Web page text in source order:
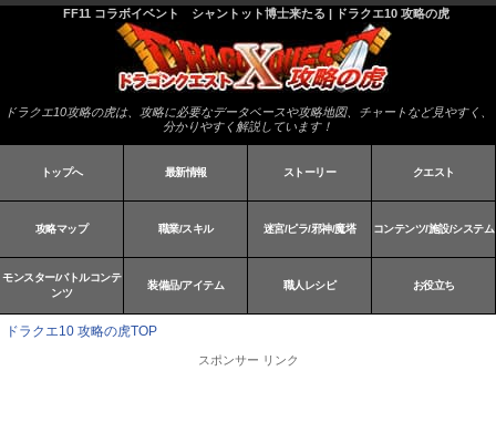
FF11 コラボイベント シャントット博士来たる | ドラクエ10 攻略の虎
ドラクエ10攻略の虎は、攻略に必要なデータベースや攻略地図、チャートなど見やすく、
分かりやすく解説しています！
トップへ 最新情報 ストーリー クエスト
攻略マップ 職業/スキル 迷宮/ピラ/邪神/魔塔 コンテンツ/施設/システム
モンスター/バトルコンテ
ンツ
装備品/アイテム 職人レシピ お役立ち
ドラクエ10 攻略の虎TOP
スポンサー リンク